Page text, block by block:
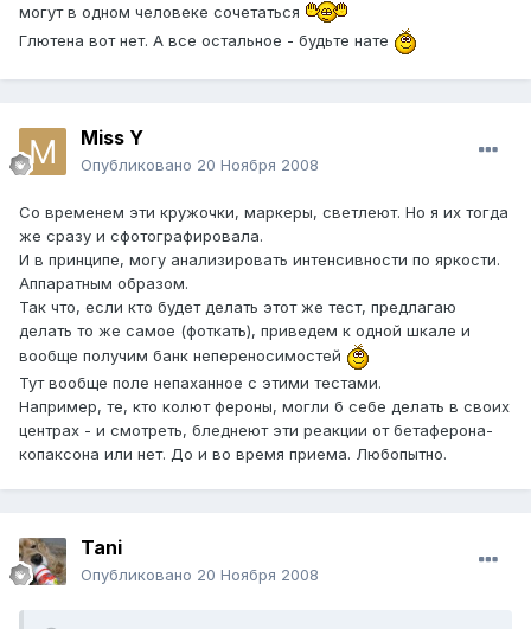
могут в одном человеке сочетаться
Глютена вот нет. А все остальное - будьте нате
Miss Y
Опубликовано 20 Ноября 2008
Со временем эти кружочки, маркеры, светлеют. Но я их тогда
же сразу и сфотографировала.
И в принципе, могу анализировать интенсивности по яркости.
Аппаратным образом.
Так что, если кто будет делать этот же тест, предлагаю
делать то же самое (фоткать), приведем к одной шкале и
вообще получим банк непереносимостей
Тут вообще поле непаханное с этими тестами.
Например, те, кто колют фероны, могли б себе делать в своих
центрах - и смотреть, бледнеют эти реакции от бетаферона-
копаксона или нет. До и во время приема. Любопытно.
Tani
Опубликовано 20 Ноября 2008